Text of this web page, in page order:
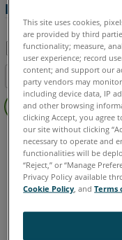
RevEng 2020-メ
PDF
と
し
て
目次
ッ
RevEng RevEng
英語
This site uses cookies,
are provided by third
functionality; measure,
user experience; record
content; and support our
party vendors may
including device data, IP
and other browsing
clicking Accept, you agree
our site without clicking
necessary to operate and
functionalities will be
“Reject,” or “Manage
Privacy Policy available
Cookie Policy , andTerms